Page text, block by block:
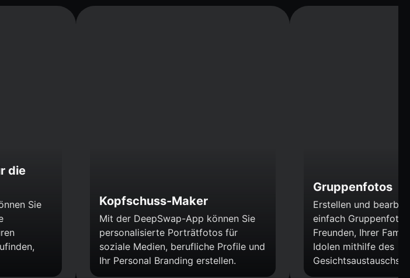
die
Sie
Kopfschuss-Maker
Mit der DeepSwap-App können Sie
personalisierte Porträtfotos für
soziale Medien, berufliche Profile und
Ihr Personal Branding erstellen.
Gruppenfotos
Erstellen und
einfach
Freunden, Ihrer
Idolen mithilfe des
Gesichtsaustauschs.